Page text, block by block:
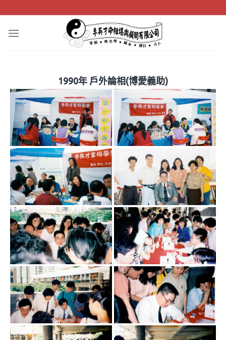
to
content
1990年 戶外論相(博愛義助)